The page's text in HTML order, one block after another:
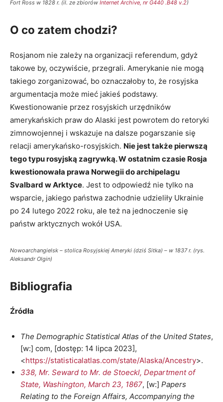
Fort Ross w 1828 r. (il. ze zbiorów Internet Archive, nr G440 .B48 v.2)
O co zatem chodzi?
Rosjanom nie zależy na organizacji referendum, gdyż
takowe by, oczywiście, przegrali. Amerykanie nie mogą
takiego zorganizować, bo oznaczałoby to, że rosyjska
argumentacja może mieć jakieś podstawy.
Kwestionowanie przez rosyjskich urzędników
amerykańskich praw do Alaski jest powrotem do retoryki
zimnowojennej i wskazuje na dalsze pogarszanie się
relacji amerykańsko-rosyjskich. Nie jest także pierwszą
tego typu rosyjską zagrywką. W ostatnim czasie Rosja
kwestionowała prawa Norwegii do archipelagu
Svalbard w Arktyce. Jest to odpowiedź nie tylko na
wsparcie, jakiego państwa zachodnie udzieliły Ukrainie
po 24 lutego 2022 roku, ale też na jednoczenie się
państw arktycznych wokół USA.
Nowoarchangielsk – stolica Rosyjskiej Ameryki (dziś Sitka) – w 1837 r. (rys.
Aleksandr Olgin)
Bibliografia
Źródła
The Demographic Statistical Atlas of the United States,
[w:] com, [dostęp: 14 lipca 2023],
<https://statisticalatlas.com/state/Alaska/Ancestry>.
338, Mr. Seward to Mr. de Stoeckl, Department of
State, Washington, March 23, 1867, [w:] Papers
Relating to the Foreign Affairs, Accompanying the